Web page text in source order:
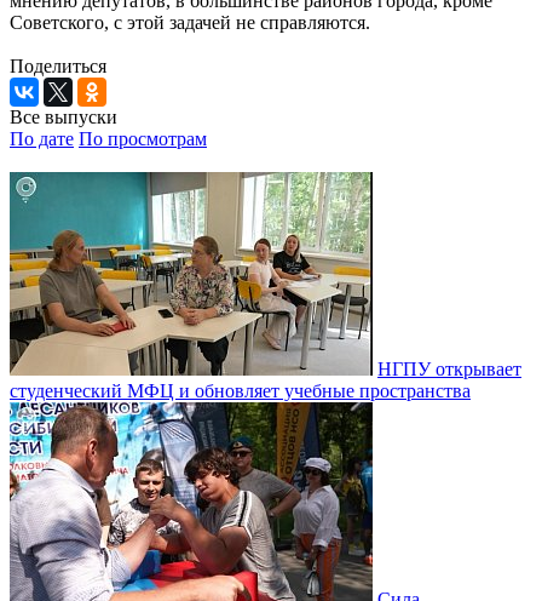
Советского, с этой задачей не справляются.
Поделиться
Все выпуски
По дате По просмотрам
НГПУ открывает
студенческий МФЦ и обновляет учебные пространства